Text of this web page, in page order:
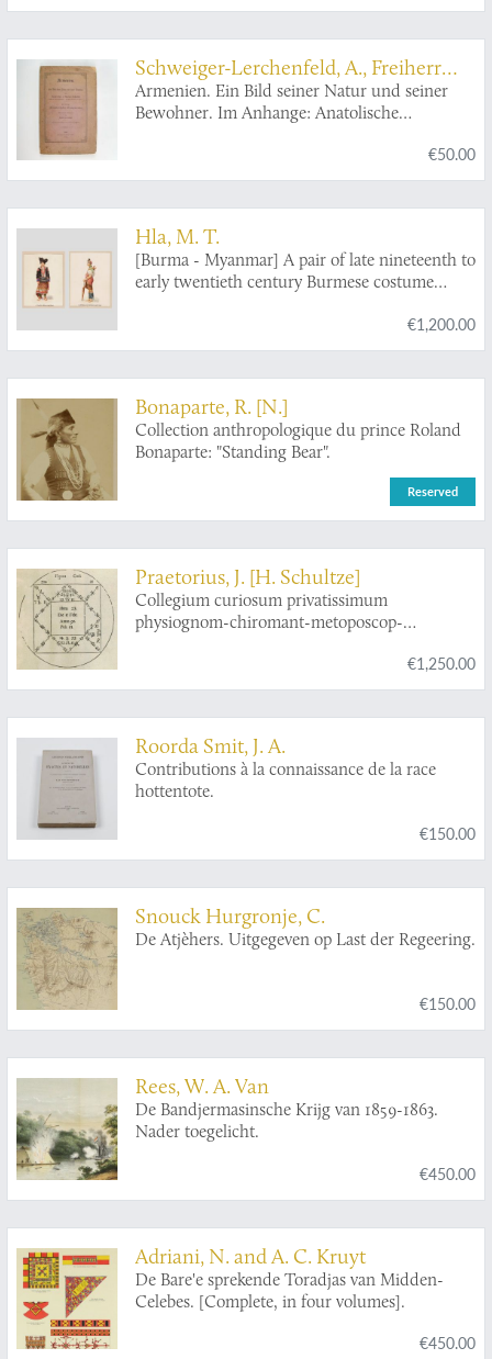
Schweiger-Lerchenfeld, A., Freiherr
von
Armenien. Ein Bild seiner Natur und seiner
Bewohner. Im Anhange: Anatolische
€50.00
Hla, M. T.
[Burma - Myanmar] A pair of late nineteenth to
early twentieth century Burmese costume
€1,200.00
Bonaparte, R. [N.]
Collection anthropologique du prince Roland
Bonaparte: "Standing Bear".
Reserved
Praetorius, J. [H. Schultze]
Collegium curiosum privatissimum
physiognom-chiromant-metoposcop-
vollkömmlich abgehandelt wird, was zur
Die von Aberglauben Vanitaeten und
Zeuscherey gereinigte Chiromantia und
Physiognomia.
€1,250.00
Roorda Smit, J. A.
Contributions à la connaissance de la race
hottentote.
€150.00
Snouck Hurgronje, C.
De Atjèhers. Uitgegeven op Last der Regeering.
€150.00
Rees, W. A. Van
De Bandjermasinsche Krijg van 1859-1863.
Nader toegelicht.
€450.00
Adriani, N. and A. C. Kruyt
De Bare'e sprekende Toradjas van Midden-
Celebes. [Complete, in four volumes].
€450.00